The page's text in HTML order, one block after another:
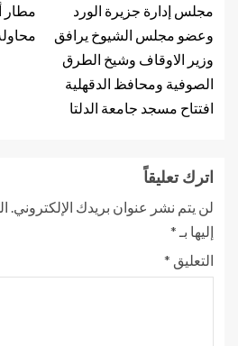
مجلس إدارة جزيرة الورد
وعضو مجلس الشيوخ يرافق
وزير الاوقاف وشيخ الطرق
الصوفية ومحافظ الدقهلية
افتتاح مسجد جامعة الدلتا
مطار
اترك تعليقاً
لن يتم نشر عنوان بريدك الإلكتروني.
إليها بـ *
التعليق *